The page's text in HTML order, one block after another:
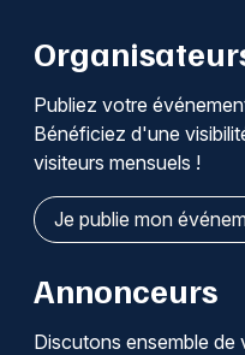
Publiez votre
Bénéficiez d'une
visiteurs mensuels !
Je publie mon
Annonceurs
Discutons ensemble